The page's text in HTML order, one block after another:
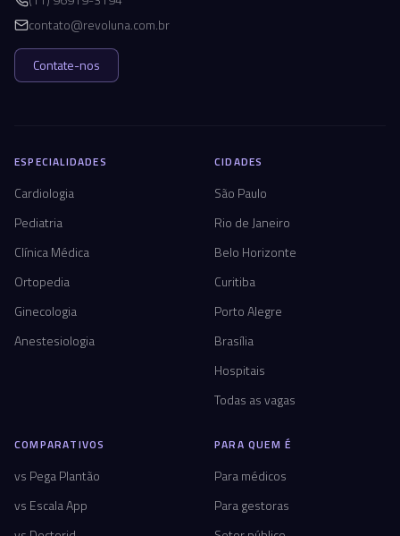
contato@revoluna.com.br
Contate-nos
ESPECIALIDADES
Cardiologia
Pediatria
Clínica Médica
Ortopedia
Ginecologia
Anestesiologia
CIDADES
São Paulo
Rio de Janeiro
Belo Horizonte
Curitiba
Porto Alegre
Brasília
Hospitais
Todas as vagas
COMPARATIVOS
vs Pega Plantão
vs Escala App
PARA QUEM É
Para médicos
Para gestoras